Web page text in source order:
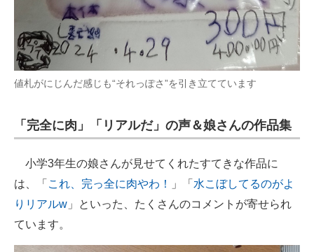
値札がにじんだ感じも“それっぽさ”を引き立てています
「完全に肉」「リアルだ」の声＆娘さんの作品集
小学3年生の娘さんが見せてくれたすてきな作品に
は、「 これ、完っ全に肉やわ！ 」「 水こぼしてるのがよ
りリアルw 」といった、たくさんのコメントが寄せられ
ています。